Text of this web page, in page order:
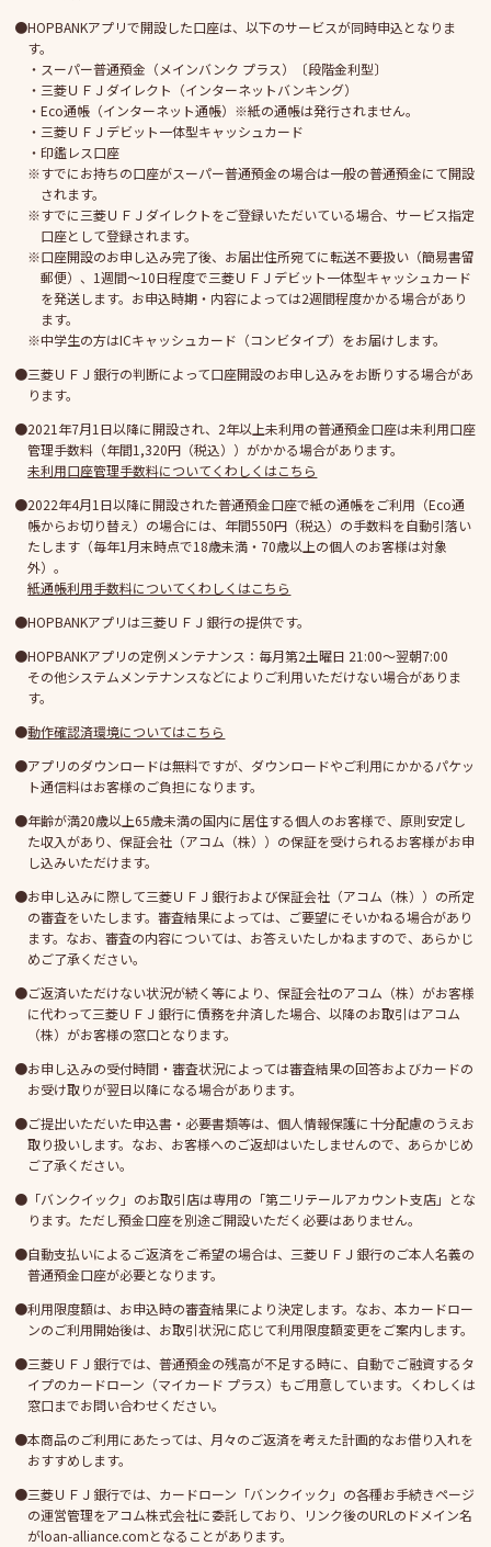
HOPBANKアプリで開設した口座は、以下のサービスが同時申込となりま
す。
スーパー普通預金（メインバンク プラス）〔段階金利型〕
三菱ＵＦＪダイレクト（インターネットバンキング）
Eco通帳（インターネット通帳）※紙の通帳は発行されません。
三菱ＵＦＪデビット一体型キャッシュカード
印鑑レス口座
すでにお持ちの口座がスーパー普通預金の場合は一般の普通預金にて開設
されます。
すでに三菱ＵＦＪダイレクトをご登録いただいている場合、サービス指定
口座として登録されます。
口座開設のお申し込み完了後、お届出住所宛てに転送不要扱い（簡易書留
郵便）、1週間～10日程度で三菱ＵＦＪデビット一体型キャッシュカード
を発送します。お申込時期・内容によっては2週間程度かかる場合があり
ます。
中学生の方はICキャッシュカード（コンビタイプ）をお届けします。
三菱ＵＦＪ銀行の判断によって口座開設のお申し込みをお断りする場合があ
ります。
2021年7月1日以降に開設され、2年以上未利用の普通預金口座は未利用口座
管理手数料（年間1,320円（税込））がかかる場合があります。
未利用口座管理手数料についてくわしくはこちら
2022年4月1日以降に開設された普通預金口座で紙の通帳をご利用（Eco通
帳からお切り替え）の場合には、年間550円（税込）の手数料を自動引落い
たします（毎年1月末時点で18歳未満・70歳以上の個人のお客様は対象
外）。
紙通帳利用手数料についてくわしくはこちら
HOPBANKアプリは三菱ＵＦＪ銀行の提供です。
HOPBANKアプリの定例メンテナンス：毎月第2土曜日 21:00～翌朝7:00
その他システムメンテナンスなどによりご利用いただけない場合がありま
す。
動作確認済環境についてはこちら
アプリのダウンロードは無料ですが、ダウンロードやご利用にかかるパケッ
ト通信料はお客様のご負担になります。
年齢が満20歳以上65歳未満の国内に居住する個人のお客様で、原則安定し
た収入があり、保証会社（アコム（株））の保証を受けられるお客様がお申
し込みいただけます。
お申し込みに際して三菱ＵＦＪ銀行および保証会社（アコム（株））の所定
の審査をいたします。審査結果によっては、ご要望にそいかねる場合があり
ます。なお、審査の内容については、お答えいたしかねますので、あらかじ
めご了承ください。
ご返済いただけない状況が続く等により、保証会社のアコム（株）がお客様
に代わって三菱ＵＦＪ銀行に債務を弁済した場合、以降のお取引はアコム
（株）がお客様の窓口となります。
お申し込みの受付時間・審査状況によっては審査結果の回答およびカードの
お受け取りが翌日以降になる場合があります。
ご提出いただいた申込書・必要書類等は、個人情報保護に十分配慮のうえお
取り扱いします。なお、お客様へのご返却はいたしませんので、あらかじめ
ご了承ください。
「バンクイック」のお取引店は専用の「第二リテールアカウント支店」とな
ります。ただし預金口座を別途ご開設いただく必要はありません。
自動支払いによるご返済をご希望の場合は、三菱ＵＦＪ銀行のご本人名義の
普通預金口座が必要となります。
利用限度額は、お申込時の審査結果により決定します。なお、本カードロー
ンのご利用開始後は、お取引状況に応じて利用限度額変更をご案内します。
三菱ＵＦＪ銀行では、普通預金の残高が不足する時に、自動でご融資するタ
イプのカードローン（マイカード プラス）もご用意しています。くわしくは
窓口までお問い合わせください。
本商品のご利用にあたっては、月々のご返済を考えた計画的なお借り入れを
おすすめします。
三菱ＵＦＪ銀行では、カードローン「バンクイック」の各種お手続きページ
の運営管理をアコム株式会社に委託しており、リンク後のURLのドメイン名
がloan-alliance.comとなることがあります。